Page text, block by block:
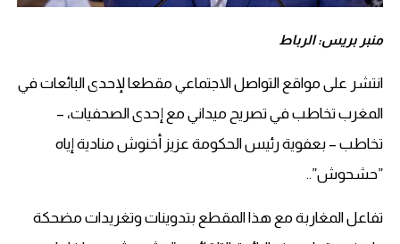
منبر بريس: الرباط
انتشر على مواقع التواصل الاجتماعي مقطعا لإحدى البائعات في
المغرب تخاطب في تصريح ميداني مع إحدى الصحفيات، –
تخاطب – بعفوية رئيس الحكومة عزيز أخنوش منادية إياه
”حشحوش”..
تفاعل المغاربة مع هذا المقطع بتدوينات وتغريدات مضحكة